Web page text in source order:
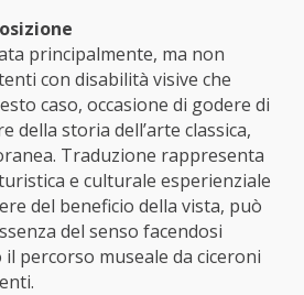
principalmente, ma non
con disabilità visive che
caso, occasione di godere di
della storia dell’arte classica,
Traduzione rappresenta
e culturale esperienziale
del beneficio della vista, può
del senso facendosi
percorso museale da ciceroni